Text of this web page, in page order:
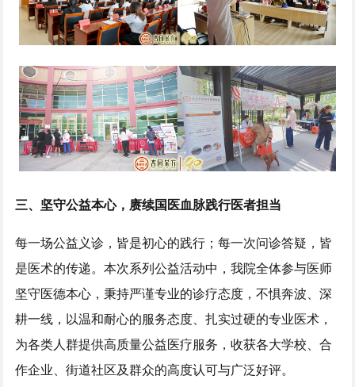
三、坚守公益本心，赓续国医血脉践行医者担当
每一场公益义诊，皆是初心的践行；每一次问诊答疑，皆
是医术的传递。本次系列公益活动中，我院全体参与医师
坚守医德本心，秉持严谨专业的诊疗态度，不惧奔波、深
耕一线，以温和耐心的服务态度、扎实过硬的专业医术，
为各类人群提供高质量公益医疗服务，收获各大学校、合
作企业、街道社区及群众的高度认可与广泛好评。